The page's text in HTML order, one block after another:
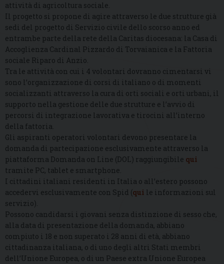
attività di agricoltura sociale.
Il progetto si propone di agire attraverso le due strutture già
sedi del progetto di Servizio civile dello scorso anno ed
entrambe parte della rete della Caritas diocesana: la Casa di
Accoglienza Cardinal Pizzardo di Torvaianica e la Fattoria
sociale Riparo di Anzio.
Tra le attività con cui i 4 volontari dovranno cimentarsi vi
sono l’organizzazione di corsi di italiano o di momenti
socializzanti attraverso la cura di orti sociali e orti urbani, il
supporto nella gestione delle due strutture e l’avvio di
percorsi di integrazione lavorativa e tirocini all’interno
della fattoria.
Gli aspiranti operatori volontari devono presentare la
domanda di partecipazione esclusivamente attraverso la
piattaforma Domanda on Line (DOL) raggiungibile qui
tramite PC, tablet e smartphone.
I cittadini italiani residenti in Italia o all’estero possono
accedervi esclusivamente con Spid (qui le informazioni sul
servizio).
Possono candidarsi i giovani senza distinzione di sesso che,
alla data di presentazione della domanda, abbiano
compiuto i 18 e non superato i 28 anni di età, abbiano
cittadinanza italiana, o di uno degli altri Stati membri
dell’Unione Europea, o di un Paese extra Unione Europea